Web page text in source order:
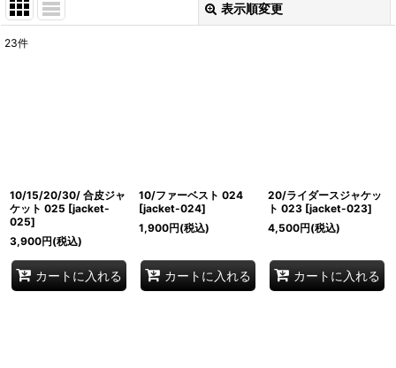
表示順変更
23件
10/15/20/30/ 合皮ジャ
ケット 025 [jacket-
025]
3,900円(税込)
カートに入れる
10/ファーベスト 024
[jacket-024]
1,900円(税込)
カートに入れる
20/ライダースジャケッ
ト 023 [jacket-023]
4,500円(税込)
カートに入れる